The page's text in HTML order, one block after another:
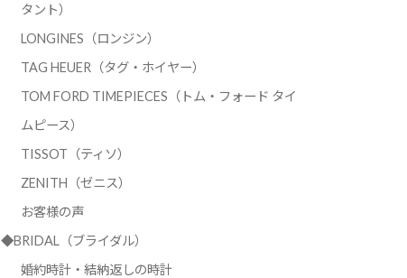
タント）
LONGINES（ロンジン）
TAG HEUER（タグ・ホイヤー）
TOM FORD TIMEPIECES（トム・フォード タイ
ムピース）
TISSOT（ティソ）
ZENITH（ゼニス）
お客様の声
◆BRIDAL（ブライダル）
婚約時計・結納返しの時計